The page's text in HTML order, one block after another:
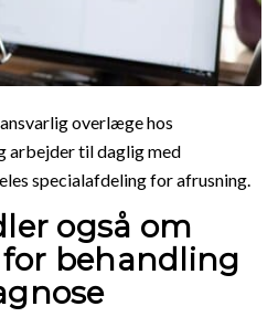
overlæge hos
arbejder til daglig med
specialafdeling for afrusning.
også om
behandling